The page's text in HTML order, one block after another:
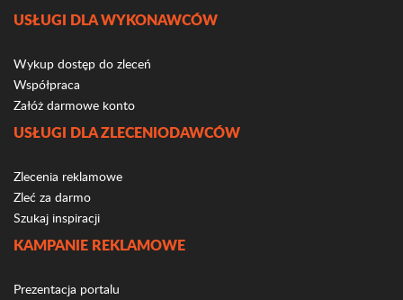
USŁUGI DLA WYKONAWCÓW
Wykup dostęp do zleceń
Współpraca
Załóż darmowe konto
USŁUGI DLA ZLECENIODAWCÓW
Zlecenia reklamowe
Zleć za darmo
Szukaj inspiracji
KAMPANIE REKLAMOWE
Prezentacja portalu